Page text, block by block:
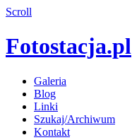
Scroll
Fotostacja.pl
Galeria
Blog
Linki
Szukaj/Archiwum
Kontakt